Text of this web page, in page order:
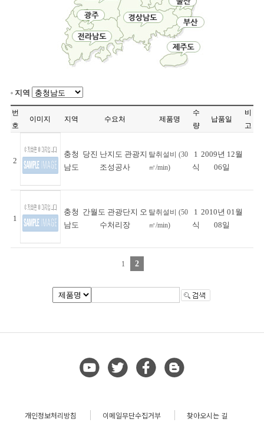
지역
번
호
이미지 지역 수요처 제품명
수
량
납품일
비
고
2
충청
남도
당진 난지도 관광지
조성공사
탈취설비 (30
㎥/min)
1
식
2009년 12월
06일
1
충청
남도
간월도 관광단지 오
수처리장
탈취설비 (50
㎥/min)
1
식
2010년 01월
08일
1 2
개인정보처리방침 이메일무단수집거부 찾아오시는 길